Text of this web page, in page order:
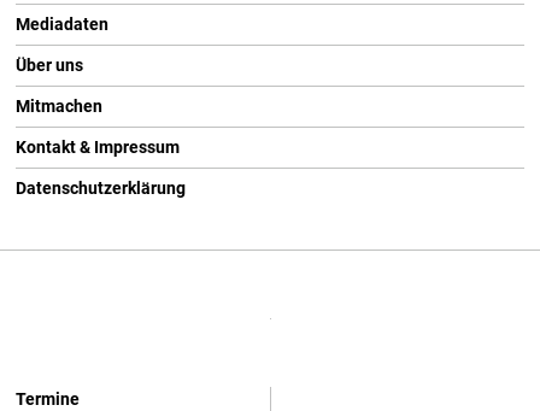
Mediadaten
Über uns
Mitmachen
Kontakt & Impressum
Datenschutzerklärung
Termine